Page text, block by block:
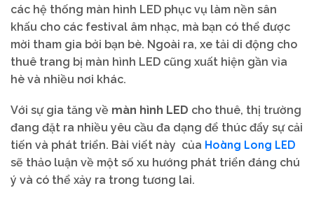
các hệ thống màn hình LED phục vụ làm nền sân
khấu cho các festival âm nhạc, mà bạn có thể được
mời tham gia bởi bạn bè. Ngoài ra, xe tải di động cho
thuê trang bị màn hình LED cũng xuất hiện gần vỉa
hè và nhiều nơi khác.
Với sự gia tăng về màn hình LED cho thuê, thị trường
đang đặt ra nhiều yêu cầu đa dạng để thúc đẩy sự cải
tiến và phát triển. Bài viết này của Hoàng Long LED
sẽ thảo luận về một số xu hướng phát triển đáng chú
ý và có thể xảy ra trong tương lai.